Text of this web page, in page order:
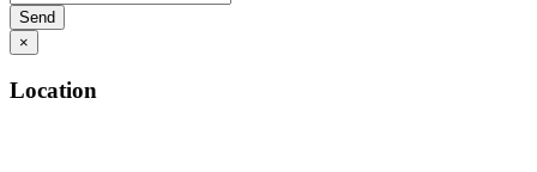
×
Location